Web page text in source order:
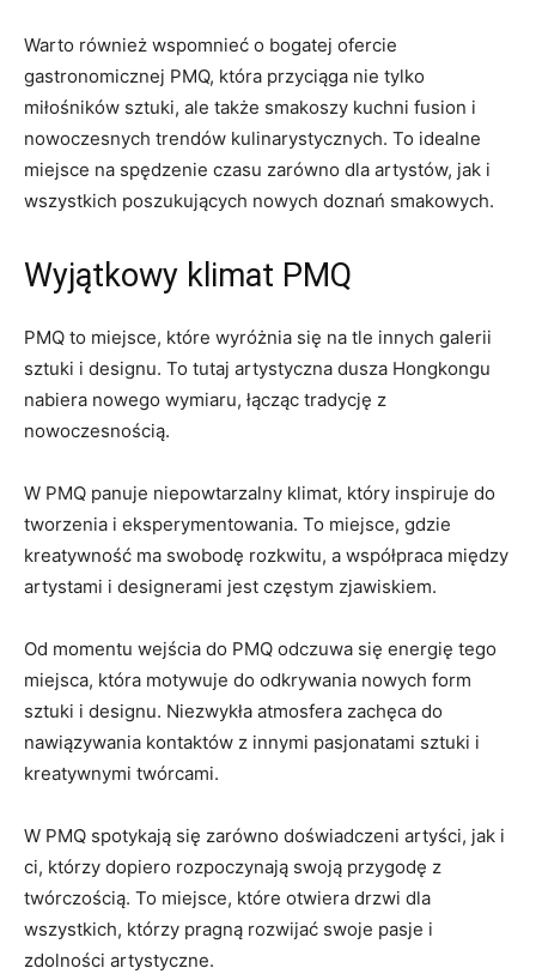
Warto również‌ wspomnieć o ⁤bogatej ofercie
gastronomicznej PMQ, która przyciąga nie tylko
miłośników sztuki, ale także⁢ smakoszy kuchni fusion i
nowoczesnych trendów ⁢kulinarystycznych. To‌ idealne
miejsce na spędzenie czasu zarówno dla ​artystów, jak i
wszystkich poszukujących nowych doznań smakowych.
Wyjątkowy klimat PMQ
PMQ⁢ to miejsce, które wyróżnia się na tle innych galerii
sztuki i designu. To tutaj artystyczna dusza Hongkongu⁣
nabiera nowego wymiaru, łącząc tradycję z
nowoczesnością.
W PMQ panuje niepowtarzalny‍ klimat, który inspiruje do ​
tworzenia i eksperymentowania. To miejsce, gdzie
kreatywność ma swobodę rozkwitu, a współpraca między
artystami i designerami ⁢jest częstym zjawiskiem.
Od momentu wejścia ⁢do PMQ ​odczuwa się energię tego
‍miejsca, która motywuje ‌do odkrywania nowych form
sztuki i designu. Niezwykła ‍atmosfera zachęca do
nawiązywania kontaktów ⁢z innymi pasjonatami sztuki⁣ i
kreatywnymi twórcami.
W PMQ spotykają się zarówno doświadczeni artyści, jak i
ci, którzy ⁣dopiero ⁤rozpoczynają swoją przygodę z
twórczością. ‌To miejsce, które ⁢otwiera drzwi dla
wszystkich, ⁢którzy⁢ pragną rozwijać swoje pasje i
zdolności artystyczne.